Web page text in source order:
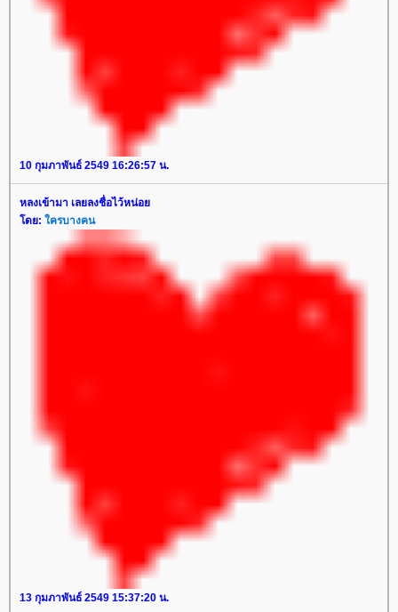
10 กุมภาพันธ์ 2549 16:26:57 น.
หลงเข้ามา เลยลงชื่อไว้หน่อ
ดย: ครบางคน
13 กุมภาพันธ์ 2549 15:37:20 น.